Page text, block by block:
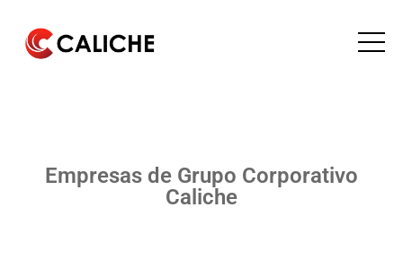
Empresas de Grupo Corporativo
Caliche